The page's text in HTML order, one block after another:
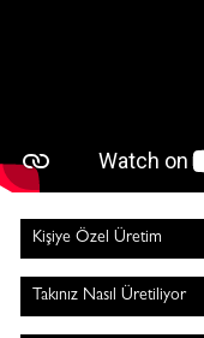
Kişiye Özel Üretim
Takınız Nasıl Üretiliyor